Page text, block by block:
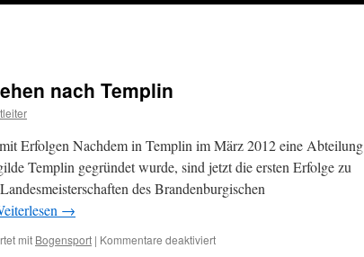
nach Templin
Erfolgen Nachdem in Templin im März 2012 eine Abteilung
Templin gegründet wurde, sind jetzt die ersten Erfolge zu
des Brandenburgischen
→
mit Bogensport | Kommentare deaktiviertfür